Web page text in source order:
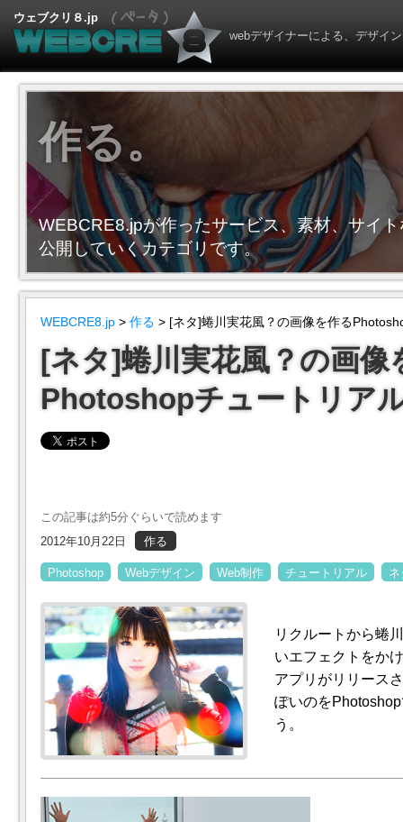
ウェブクリ８.jp
webデザイナーによる、デザイ
作る。
WEBCRE8.jpが作ったサービス、素材、サイ
公開していくカテゴリです。
WEBCRE8.jp > 作る > [ネタ]蜷川実花風？の画像を作る
[ネタ]蜷川実花風？の画像
Photoshopチュートリア
この記事は約5分ぐらいで読めます
2012年10月22日
作る
Photoshop Webデザイン Web制作 チュートリアル ネ
リクルートから蜷
いエフェクトをか
アプリがリリース
ぽいのを
う。